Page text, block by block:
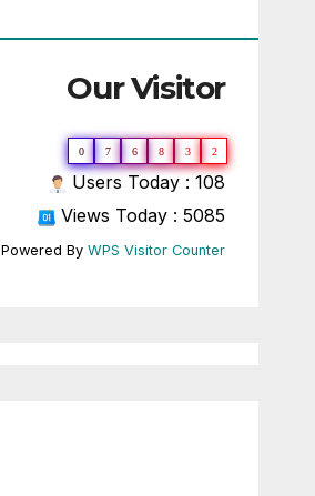
Our Visitor
0 7 6 8 3 2
Users Today : 108
Views Today : 5085
Powered By WPS Visitor Counter